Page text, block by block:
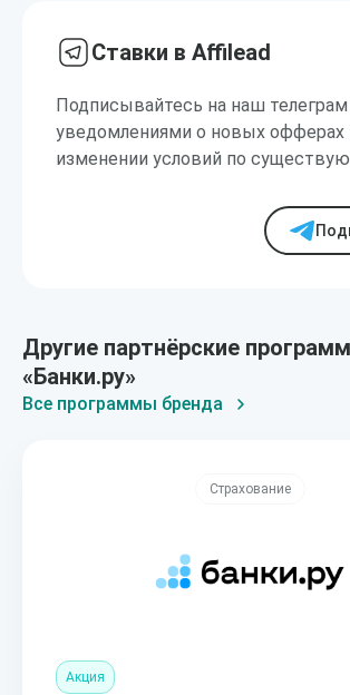
Ставки в Affilead
Подписывайтесь на наш телеграм
уведомлениями о новых офферах
изменении условий по
Другие партнёрские
«Банки.ру»
Все программы бренда
Страхование
Акция